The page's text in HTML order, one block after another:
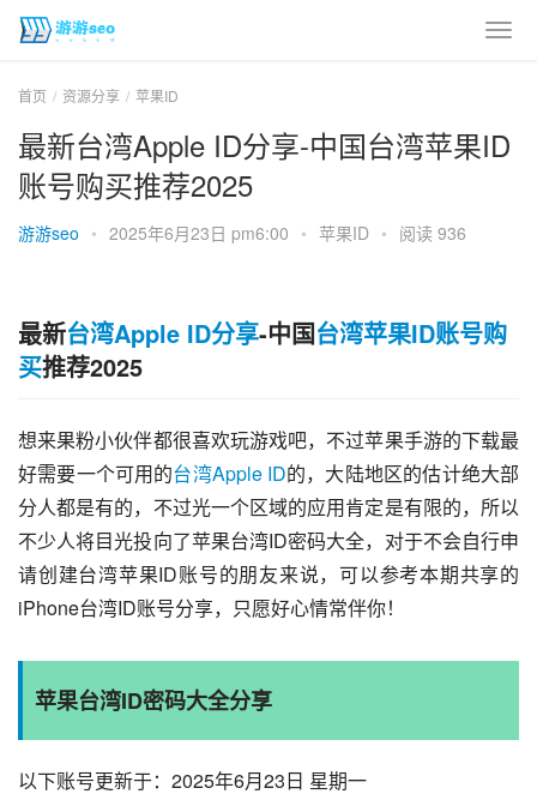
首页 资源分享 苹果ID
最新台湾Apple ID分享-中国台湾苹果ID
账号购买推荐2025
游游seo • 2025年6月23日 pm6:00 • 苹果ID • 阅读 936
最新台湾Apple ID分享-中国台湾苹果ID账号购
买推荐2025
想来果粉小伙伴都很喜欢玩游戏吧，不过苹果手游的下载最
好需要一个可用的台湾Apple ID的，大陆地区的估计绝大部
分人都是有的，不过光一个区域的应用肯定是有限的，所以
不少人将目光投向了苹果台湾ID密码大全，对于不会自行申
请创建台湾苹果ID账号的朋友来说，可以参考本期共享的
iPhone台湾ID账号分享，只愿好心情常伴你！
苹果台湾ID密码大全分享
以下账号更新于：2025年6月23日 星期一